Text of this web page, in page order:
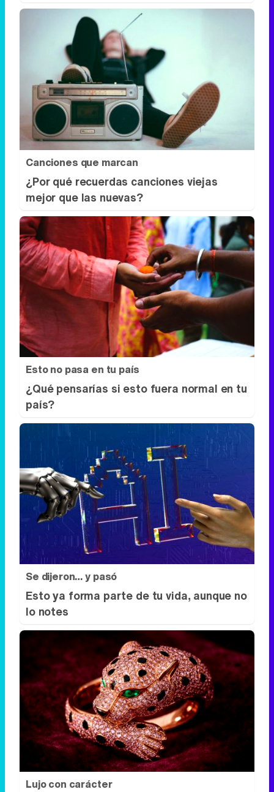
Canciones que marcan
¿Por qué recuerdas canciones viejas
mejor que las nuevas?
Esto no pasa en tu país
¿Qué pensarías si esto fuera normal en tu
país?
Se dijeron… y pasó
Esto ya forma parte de tu vida, aunque no
lo notes
Lujo con carácter